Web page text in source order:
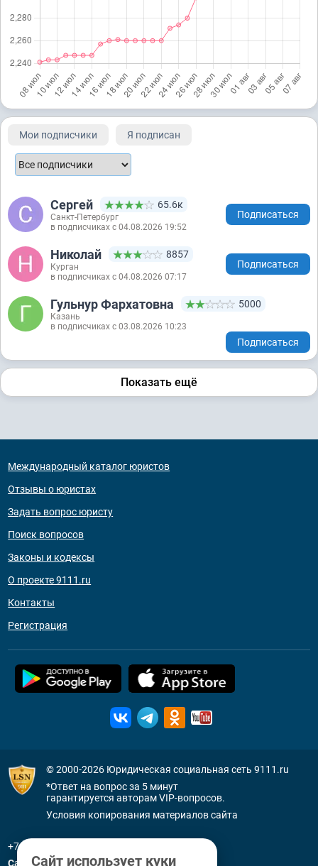
Мои подписчики Я подписан
Сергей 65.6к
Санкт-Петербург
в подписчиках с 04.08.2026 19:52
Подписаться
Николай 8857
Курган
в подписчиках с 04.08.2026 07:17
Подписаться
Гульнур Фархатовна 5000
Казань
в подписчиках с 03.08.2026 10:23
Подписаться
Показать ещё
Международный каталог юристов
Отзывы о юристах
Задать вопрос юристу
Поиск вопросов
Законы и кодексы
О проекте 9111.ru
Контакты
Регистрация
© 2000-2026 Юридическая социальная сеть 9111.ru
*Ответ на вопрос за 5 минут
гарантируется авторам VIP-вопросов.
Условия копирования материалов сайта
+7 (800) 505-91-11
Санкт-Петербург
Сайт использует куки